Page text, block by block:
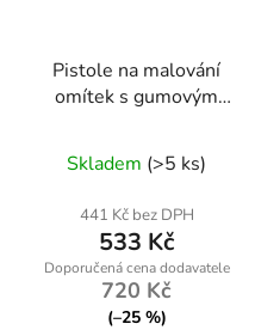
Pistole na malování
omítek s gumovým
Skladem (>5 ks)
441 Kč bez DPH
533 Kč
720 Kč
(–25 %)